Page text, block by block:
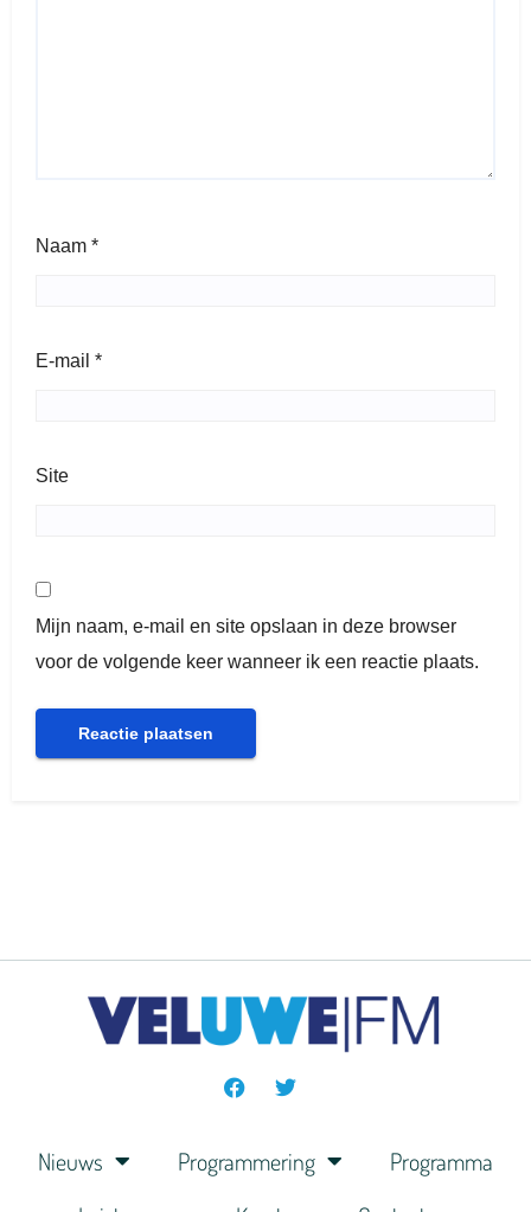
Naam *
E-mail *
Site
Mijn naam, e-mail en site opslaan in deze browser
voor de volgende keer wanneer ik een reactie plaats.
Nieuws Programmering
Programma